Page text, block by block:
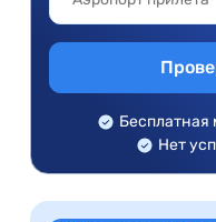
Бесплатная
Нет